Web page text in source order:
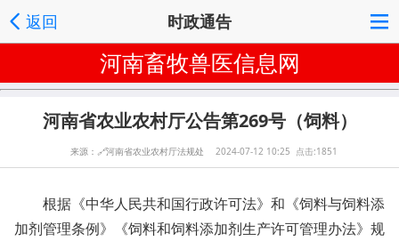
返回 时政通告
河南畜牧兽医信息网
河南省农业农村厅公告第269号（饲料）
来源： 🔗河南省农业农村厅法规处 2024-07-12 10:25 点击:1851
根据《中华人民共和国行政许可法》和《饲料与饲料添
加剂管理条例》《饲料和饲料添加剂生产许可管理办法》规